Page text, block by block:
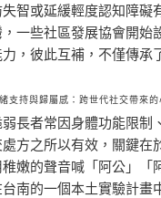
失智或延緩輕度認知障礙
一些社區發展協會開始
力，彼此互補，不僅傳承
支持與歸屬感：跨世代社交帶來
弱長者常因身體功能限制
處方之所以有效，關鍵在
稚嫩的聲音喊「阿公」「
南的一個本土實驗計畫